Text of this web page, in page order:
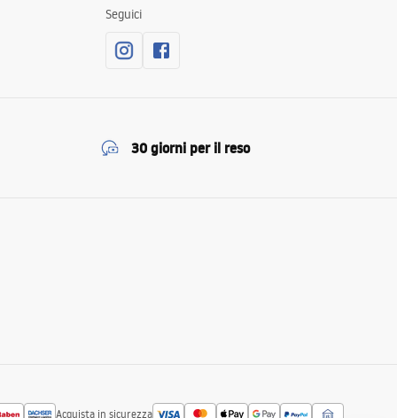
Seguici
30 giorni per il reso
Acquista in sicurezza